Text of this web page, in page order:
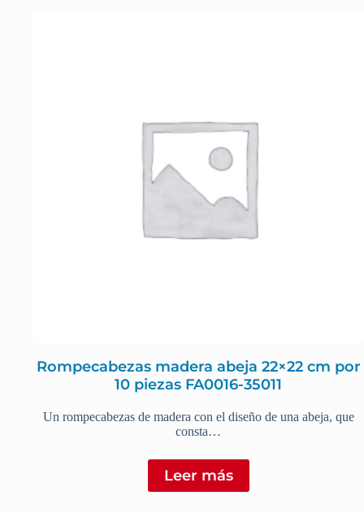
Rompecabezas madera abeja 22×22 cm por
10 piezas FA0016-35011
Un rompecabezas de madera con el diseño de una abeja, que
consta…
Leer más